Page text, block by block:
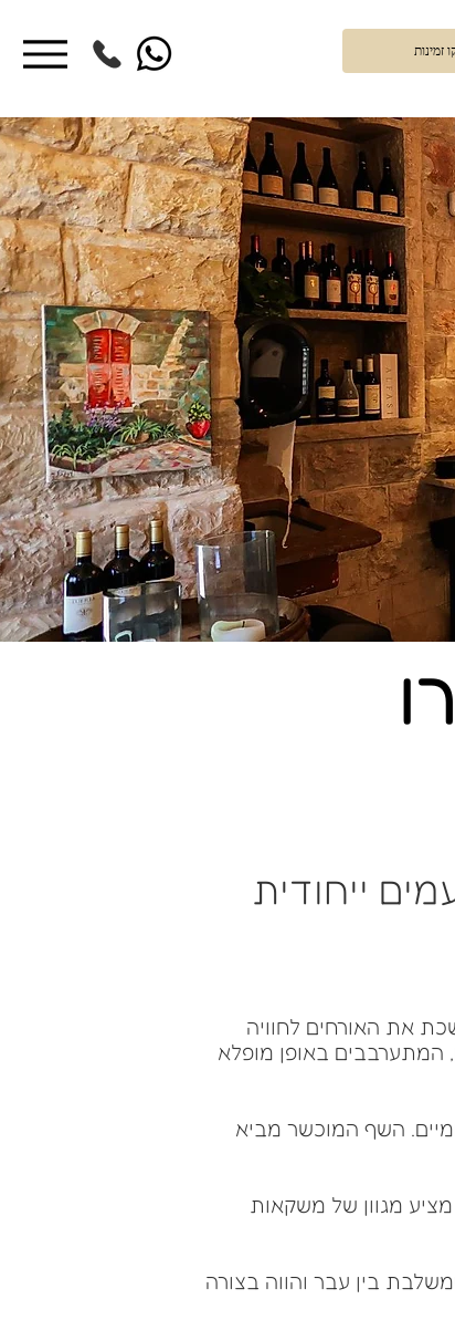
ייחודית
את האורחים לחוויה
באופן מופלא
השף המוכשר מביא
מגוון של משקאות
בין עבר והווה בצורה